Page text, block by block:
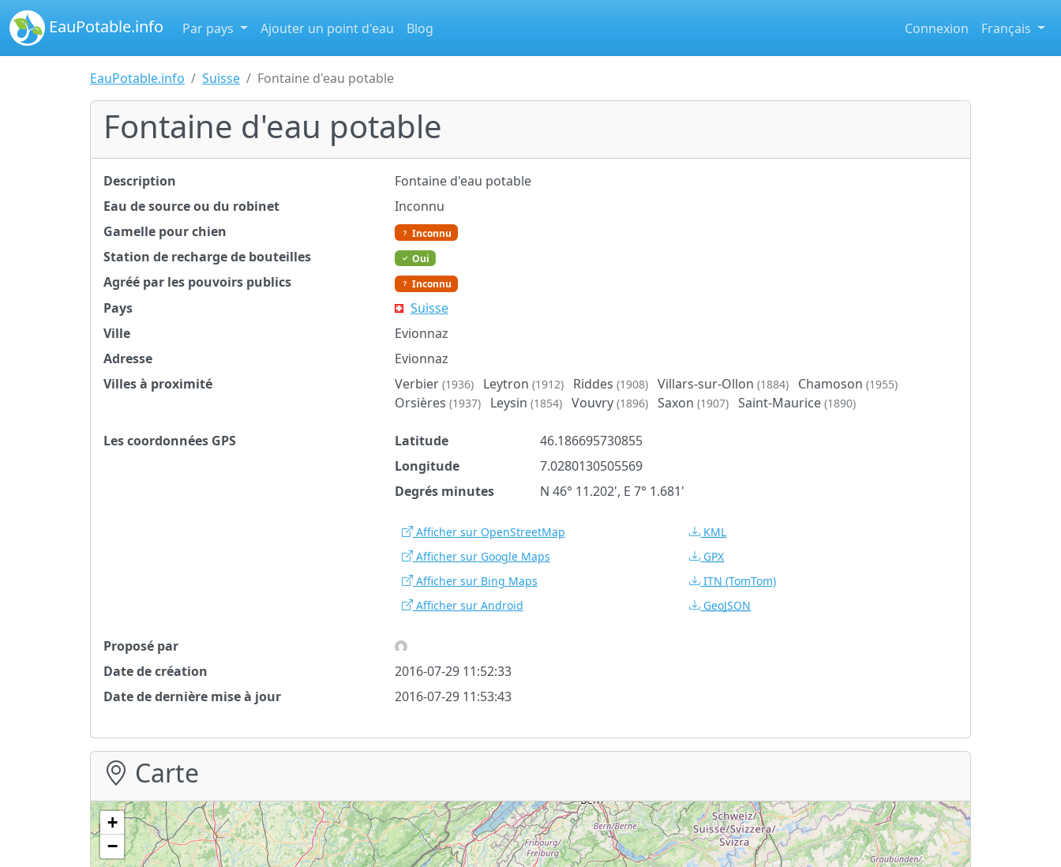
EauPotable.info Par pays Ajouter un point d'eau Blog Connexion Français
EauPotable.info Suisse Fontaine d'eau potable
Fontaine d'eau potable
Description
Fontaine d'eau potable
Eau de source ou du robinet
Inconnu
Gamelle pour chien
Inconnu
Station de recharge de bouteilles Oui
Agréé par les pouvoirs publics Inconnu
Pays
Suisse
Ville
Evionnaz
Adresse
Evionnaz
Villes à proximité
Verbier (1936) Leytron (1912) Riddes (1908) Villars-sur-Ollon (1884) Chamoson (1955)
Orsières (1937) Leysin (1854) Vouvry (1896) Saxon (1907) Saint-Maurice (1890)
Les coordonnées GPS Latitude
46.186695730855
Longitude
7.0280130505569
Degrés minutes
N 46° 11.202', E 7° 1.681'
Afficher sur OpenStreetMap
Afficher sur Google Maps
Afficher sur Bing Maps
Afficher sur Android
KML
GPX
ITN (TomTom)
GeoJSON
Proposé par
Date de création
2016-07-29 11:52:33
Date de dernière mise à jour
2016-07-29 11:53:43
Carte
+
−